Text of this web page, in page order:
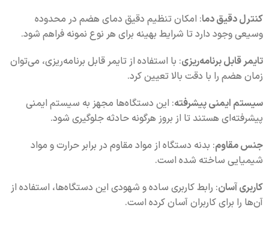
کنترل دقیق دما: امکان تنظیم دقیق دمای هضم در محدوده
وسیعی وجود دارد تا شرایط بهینه برای هر نوع نمونه فراهم شود.
تایمر قابل برنامه‌ریزی: با استفاده از تایمر قابل برنامه‌ریزی، می‌توان
زمان هضم را با دقت بالا تعیین کرد.
سیستم ایمنی پیشرفته: این دستگاه‌ها مجهز به سیستم ایمنی
پیشرفته‌ای هستند تا از بروز هرگونه حادثه جلوگیری شود.
جنس مقاوم: بدنه دستگاه از مواد مقاوم در برابر حرارت و مواد
شیمیایی ساخته شده است.
کاربری آسان: رابط کاربری ساده و شهودی این دستگاه‌ها، استفاده از
آن‌ها را برای کاربران آسان کرده است.